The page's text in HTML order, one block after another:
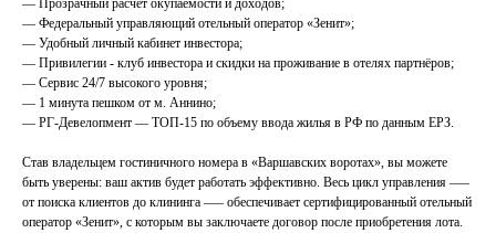
— Прозрачный расчет окупаемости и доходов;
— Федеральный управляющий отельный оператор «Зенит»;
— Удобный личный кабинет инвестора;
— Привилегии - клуб инвестора и скидки на проживание в отелях партнёров;
— Сервис 24/7 высокого уровня;
— 1 минута пешком от м. Аннино;
— РГ-Девелопмент — ТОП-15 по объему ввода жилья в РФ по данным ЕРЗ.
Став владельцем гостиничного номера в «Варшавских воротах», вы можете
быть уверены: ваш актив будет работать эффективно. Весь цикл управления —–
от поиска клиентов до клининга —– обеспечивает сертифицированный отельный
оператор «Зенит», с которым вы заключаете договор после приобретения лота.